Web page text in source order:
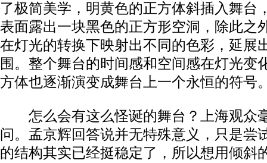
了极简美学，明黄色的正方体斜插入舞台
表面露出一块黑色的正方形空洞，除此之
在灯光的转换下映射出不同的色彩，延展
围。整个舞台的时间感和空间感在灯光变
方体也逐渐演变成舞台上一个永恒的符号
怎么会有这么怪诞的舞台？上海观众
问。孟京辉回答说并无特殊意义，只是尝
的结构其实已经挺稳定了，所以想用倾斜